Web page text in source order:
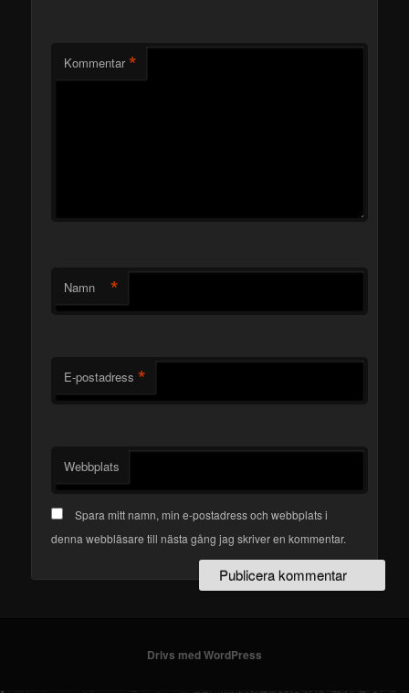
Kommentar *
Namn *
E-postadress *
Webbplats
Spara mitt namn, min e-postadress och webbplats i
denna webbläsare till nästa gång jag skriver en kommentar.
Drivs med WordPress